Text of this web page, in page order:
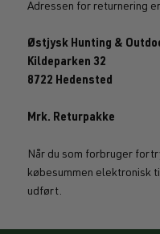
Adressen for returnering
Østjysk Hunting &
Kildeparken 32
8722 Hedensted
Mrk. Returpakke
Når du som forbruger
købesummen elektronisk
udført.